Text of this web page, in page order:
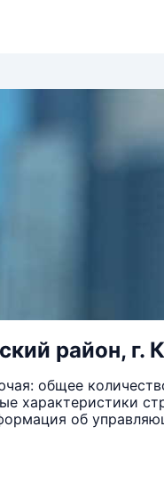
район, г.
общее
характеристики
об